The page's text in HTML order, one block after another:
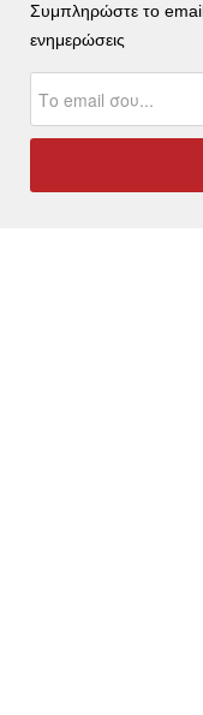
Συμπληρώστε το email
ενημερώσεις